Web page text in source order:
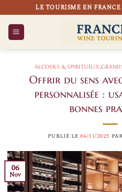
au
contenu
LE TOURISME EN
ALCOOLS & SPIRITUEUX,
Offrir du sens
personnalisée :
bonnes
PUBLIÉ LE06/11/2025 PAR
06
Nov